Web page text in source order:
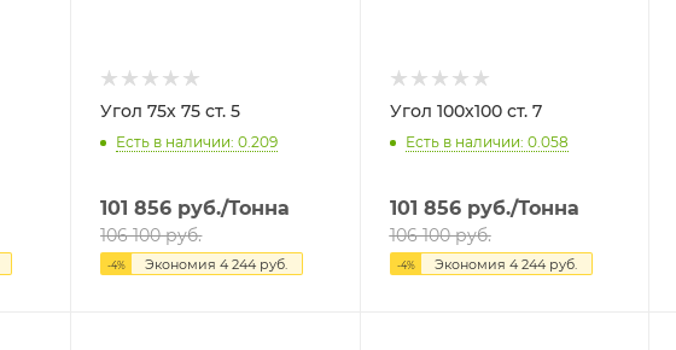
Угол 75х 75 ст. 5
Есть в наличии: 0.209
101 856 руб./Тонна
106 100руб.
-4% Экономия4 244 руб.
Угол 100х100 ст. 7
Есть в наличии: 0.058
101 856руб./Тонна
106 100руб.
-4% Экономия 4 244руб.